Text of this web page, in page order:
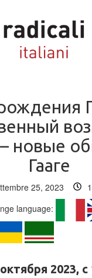
новые
Гааге
25, 2023
language:
2023,